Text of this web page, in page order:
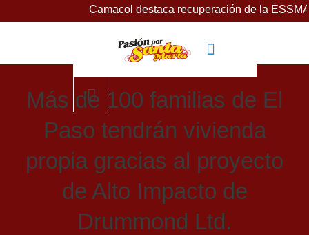
Camacol destaca recuperación de la ESSMAR, bajo
Más de 100 familias de El
Paso tendrán vivienda
propia gracias al proyecto
de Alto Impacto de
Drummond Ltd.